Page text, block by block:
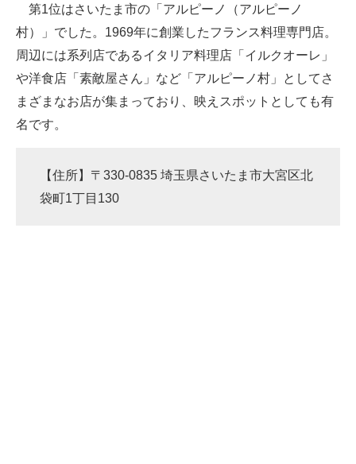
第1位はさいたま市の「アルピーノ（アルピーノ
村）」でした。1969年に創業したフランス料理専門店。
周辺には系列店であるイタリア料理店「イルクオーレ」
や洋食店「素敵屋さん」など「アルピーノ村」としてさ
まざまなお店が集まっており、映えスポットとしても有
名です。
【住所】〒330-0835 埼玉県さいたま市大宮区北
袋町1丁目130